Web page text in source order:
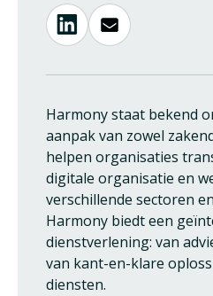
Harmony staat bekend
aanpak van zowel
helpen organisaties
digitale organisatie en
verschillende sectoren
Harmony biedt een
dienstverlening: van
van kant-en-klare
diensten.